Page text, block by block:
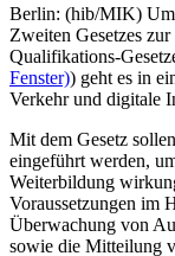
Berlin: (hib/MIK) Um
Zweiten Gesetzes
Qualifikations-
Fenster)) geht es in
Verkehr und digitale
Mit dem Gesetz
eingeführt werden,
Weiterbildung
Voraussetzungen im
Überwachung von
sowie die Mitteilung